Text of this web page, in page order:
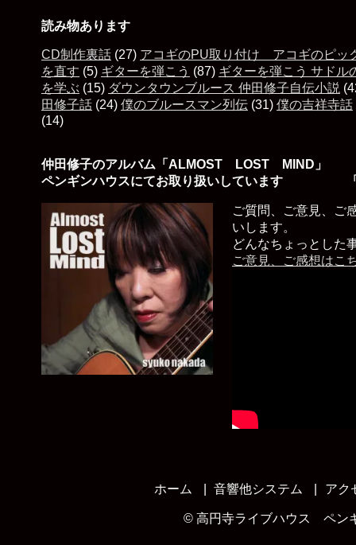
読み物あります
CD制作裏話 (27) アコギのPU取り付け アコギのピッ
を直す (5) ギターを弾こう (87) ギターを弾こう サドル
を学ぶ (15) ダウンタウンブルース 仲田修子自伝小説
田修子話 (24) 僕のブルースマン列伝 (31) 僕の吉祥寺話
(14)
仲田修子のアルバム「ALMOST LOST MIND」
ペンギンハウスにてお取り扱いしています 「
ご質問、ご意見、ご
いします。
どんなちょっとした
ご意見、ご感想はこ
ホーム 音響他システム アク
© 高円寺ライブハウス ペン